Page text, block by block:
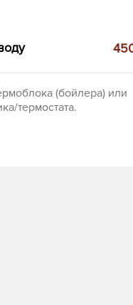
(бойлера) или
термостата.